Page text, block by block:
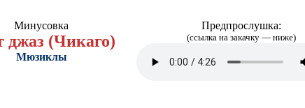
Минусовка
джаз (Чикаго)
Мюзиклы
Предпрослушка:
(ссылка на закачку — ниже)